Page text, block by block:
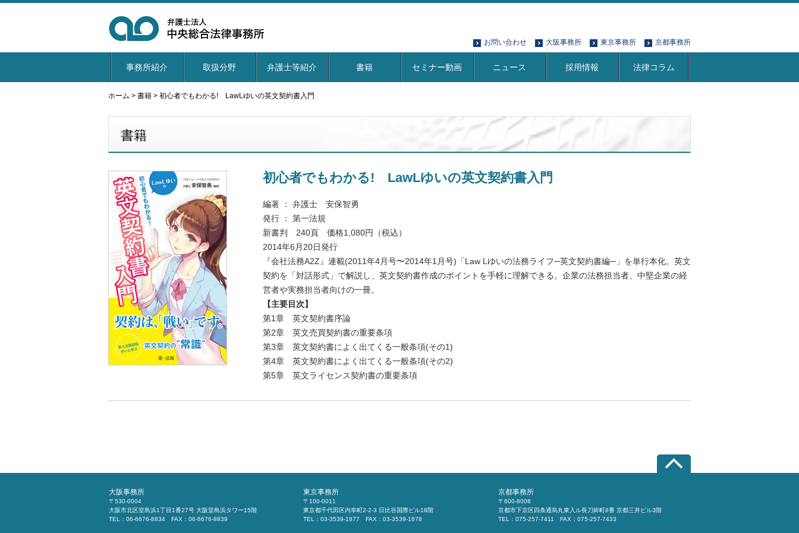
お問い合わせ 大阪事務所 東京事務所 京都事務所
事務所紹介 取扱分野 弁護士等紹介 書籍 セミナー動画 ニュース 採用情報 法律コラム
ホーム > 書籍 > 初心者でもわかる! LawLゆいの英文契約書入門
書籍
初心者でもわかる! LawLゆいの英文契約書入門
編著 ： 弁護士 安保智勇
発行 ： 第一法規
新書判 240頁 価格1,080円（税込）
2014年6月20日発行
『会社法務A2Z』連載(2011年4月号〜2014年1月号)「Law Lゆいの法務ライフ─英文契約書編─」を単行本化。英文
契約を「対話形式」で解説し、英文契約書作成のポイントを手軽に理解できる。企業の法務担当者、中堅企業の経
営者や実務担当者向けの一冊。
【主要目次】
第1章 英文契約書序論
第2章 英文売買契約書の重要条項
第3章 英文契約書によく出てくる一般条項(その1)
第4章 英文契約書によく出てくる一般条項(その2)
第5章 英文ライセンス契約書の重要条項
大阪事務所
〒530-0004
大阪市北区堂島浜1丁目1番27号 大阪堂島浜タワー15階
TEL：06-6676-8834 FAX：06-6676-8839
東京事務所
〒100-0011
東京都千代田区内幸町2-2-3 日比谷国際ビル18階
TEL：03-3539-1877 FAX：03-3539-1878
京都事務所
〒600-8008
京都市下京区四条通烏丸東入ル長刀鉾町8番 京都三井ビル3階
TEL：075-257-7411 FAX：075-257-7433